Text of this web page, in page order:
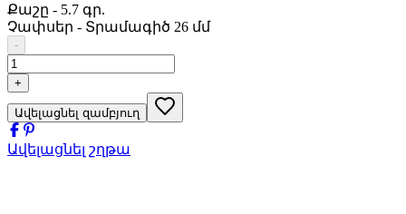
Քաշը - 5.7 գր.
Չափսեր - Տրամագիծ 26 մմ
-
+
Ավելացնել զամբյուղ
Ավելացնել շղթա